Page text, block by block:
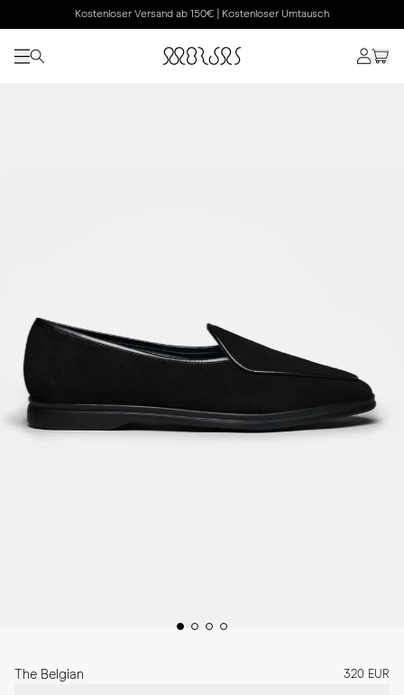
Kostenloser Versand ab 150€ | Kostenloser Umtausch
The Belgian 320 EUR